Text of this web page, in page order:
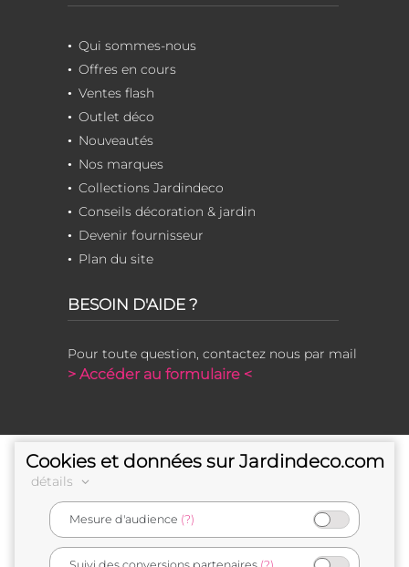
Qui sommes-nous
Offres en cours
Ventes flash
Outlet déco
Nouveautés
Nos marques
Collections Jardindeco
Conseils décoration & jardin
Devenir fournisseur
Plan du site
BESOIN D'AIDE ?
Pour toute question, contactez nous par mail
> Accéder au formulaire <
e-commerçant français
Cookies et données sur Jardindeco.com
détails
Mesure d'audience (?)